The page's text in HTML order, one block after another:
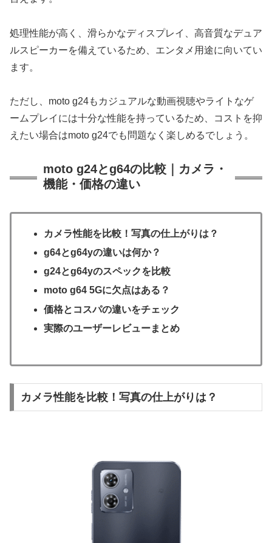
処理性能が高く、滑らかなディスプレイ、高音質なデュア
ルスピーカーを備えているため、エンタメ用途に向いてい
ます。
ただし、moto g24もカジュアルな動画視聴やライトなゲ
ームプレイには十分な性能を持っているため、コストを抑
えたい場合はmoto g24でも問題なく楽しめるでしょう。
moto g24とg64の比較｜カメラ・
機能・価格の違い
カメラ性能を比較！写真の仕上がりは？
g64とg64yの違いは何か？
g24とg64yのスペックを比較
moto g64 5Gに欠点はある？
価格とコスパの違いをチェック
実際のユーザーレビューまとめ
カメラ性能を比較！写真の仕上がりは？